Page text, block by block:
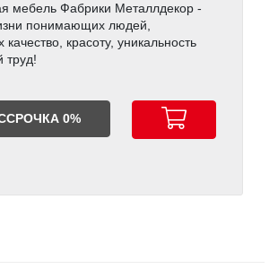
мебель Фабрики Металлдекор -
понимающих людей,
красоту, уникальность
труд!
0%